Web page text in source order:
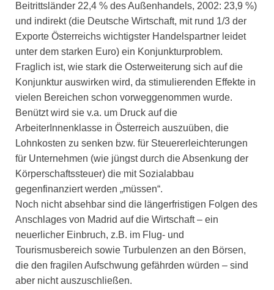
Beitrittsländer 22,4 % des Außenhandels, 2002: 23,9 %)
und indirekt (die Deutsche Wirtschaft, mit rund 1/3 der
Exporte Österreichs wichtigster Handelspartner leidet
unter dem starken Euro) ein Konjunkturproblem.
Fraglich ist, wie stark die Osterweiterung sich auf die
Konjunktur auswirken wird, da stimulierenden Effekte in
vielen Bereichen schon vorweggenommen wurde.
Benützt wird sie v.a. um Druck auf die
ArbeiterInnenklasse in Österreich auszuüben, die
Lohnkosten zu senken bzw. für Steuererleichterungen
für Unternehmen (wie jüngst durch die Absenkung der
Körperschaftssteuer) die mit Sozialabbau
gegenfinanziert werden „müssen“.
Noch nicht absehbar sind die längerfristigen Folgen des
Anschlages von Madrid auf die Wirtschaft – ein
neuerlicher Einbruch, z.B. im Flug- und
Tourismusbereich sowie Turbulenzen an den Börsen,
die den fragilen Aufschwung gefährden würden – sind
aber nicht auszuschließen.